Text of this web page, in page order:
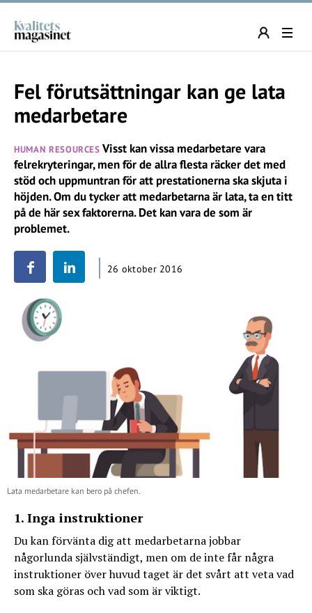
Fel förutsättningar kan ge lata
medarbetare
HUMAN RESOURCES Visst kan vissa medarbetare vara
felrekryteringar, men för de allra flesta räcker det med
stöd och uppmuntran för att prestationerna ska skjuta i
höjden. Om du tycker att medarbetarna är lata, ta en titt
på de här sex faktorerna. Det kan vara de som är
problemet.
26 oktober 2016
Lata medarbetare kan bero på chefen.
1. Inga instruktioner
Du kan förvänta dig att medarbetarna jobbar
någorlunda självständigt, men om de inte får några
instruktioner över huvud taget är det svårt att veta vad
som ska göras och vad som är viktigt.